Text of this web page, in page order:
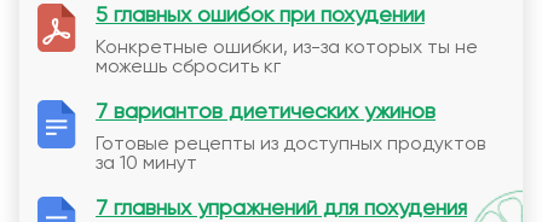
5 главных ошибок при похудении
Конкретные ошибки, из-за которых ты не
можешь сбросить кг
7 вариантов диетических ужинов
Готовые рецепты из доступных продуктов
за 10 минут
7 главных упражнений для похудения